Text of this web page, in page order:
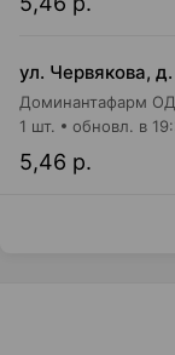
ул. Червякова,
Доминантафарм
5,46 р.
1 шт. обновл. в